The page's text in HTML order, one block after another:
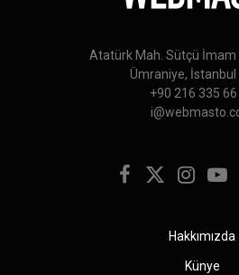
Atatürk Mah. Sütçü İmam
Ümraniye, İstanbul
+90 216 335 66
Facebook
X
Hakkımızda
Künye